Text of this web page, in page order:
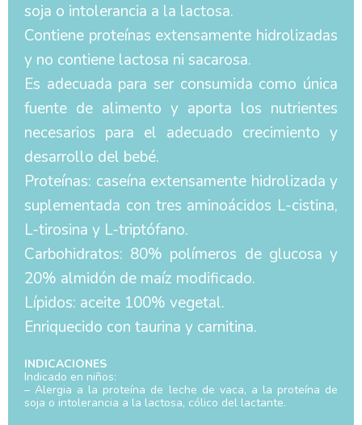
soja o intolerancia a la lactosa.
Contiene proteínas extensamente hidrolizadas
y no contiene lactosa ni sacarosa.
Es adecuada para ser consumida como única
fuente de alimento y aporta los nutrientes
necesarios para el adecuado crecimiento y
desarrollo del bebé.
Proteínas: caseína extensamente hidrolizada y
suplementada con tres aminoácidos L-cistina,
L-tirosina y L-triptófano.
Carbohidratos: 80% polímeros de glucosa y
20% almidón de maíz modificado.
Lípidos: aceite 100% vegetal.
Enriquecido con taurina y carnitina.
INDICACIONES
Indicado en niños:
– Alergia a la proteína de leche de vaca, a la proteína de
soja o intolerancia a la lactosa, cólico del lactante.